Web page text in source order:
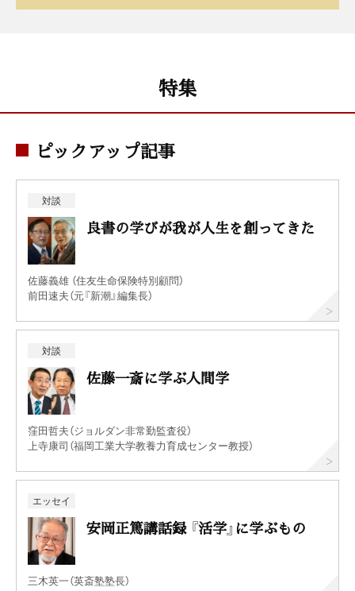
特集
ピックアップ記事
対談
良書の学びが我が人生を創ってきた
佐藤義雄 （住友生命保険特別顧問）
前田速夫（元『新潮』編集長）
対談
佐藤一斎に学ぶ人間学
窪田哲夫（ジョルダン非常勤監査役）
上寺康司（福岡工業大学教養力育成センター教授）
エッセイ
安岡正篤講話録 『活学』に学ぶもの
三木英一（英斎塾塾長）